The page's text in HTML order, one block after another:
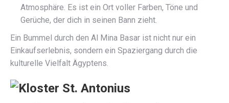
Atmosphäre. Es ist ein Ort voller Farben, Töne und
Gerüche, der dich in seinen Bann zieht.
Ein Bummel durch den Al Mina Basar ist nicht nur ein
Einkaufserlebnis, sondern ein Spaziergang durch die
kulturelle Vielfalt Ägyptens.